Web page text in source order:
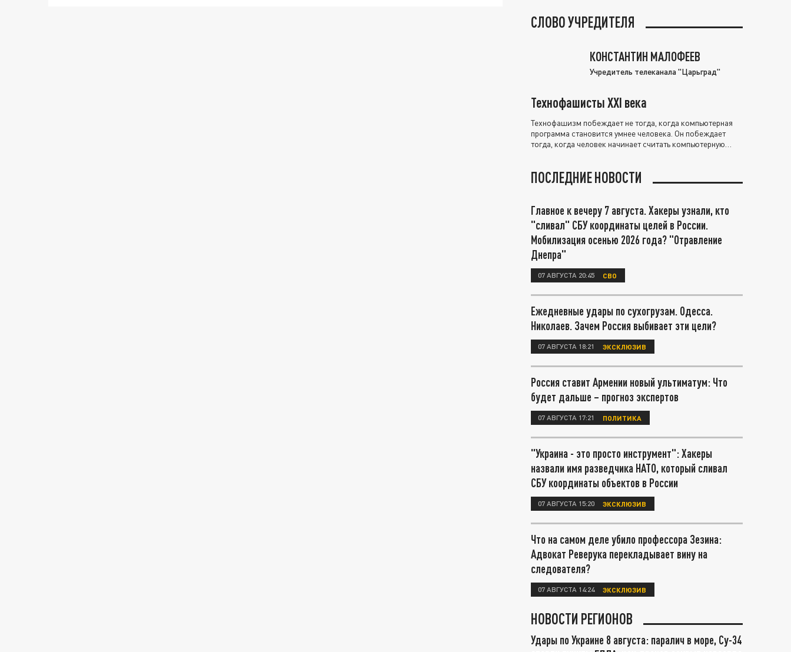
СЛОВО УЧРЕДИТЕЛЯ
КОНСТАНТИН МАЛОФЕЕВ
Учредитель телеканала "Царьград"
Технофашисты XXI века
Технофашизм побеждает не тогда, когда компьютерная
программа становится умнее человека. Он побеждает
тогда, когда человек начинает считать компьютерную
ПОСЛЕДНИЕ НОВОСТИ
Главное к вечеру 7 августа. Хакеры узнали, кто
"сливал" СБУ координаты целей в России.
Мобилизация осенью 2026 года? "Отравление
Днепра"
07 АВГУСТА 20:45 СВО
Ежедневные удары по сухогрузам. Одесса.
Николаев. Зачем Россия выбивает эти цели?
07 АВГУСТА 18:21 ЭКСКЛЮЗИВ
Россия ставит Армении новый ультиматум: Что
будет дальше – прогноз экспертов
07 АВГУСТА 17:21 ПОЛИТИКА
"Украина - это просто инструмент": Хакеры
назвали имя разведчика НАТО, который сливал
СБУ координаты объектов в России
07 АВГУСТА 15:20 ЭКСКЛЮЗИВ
Что на самом деле убило профессора Зезина:
Адвокат Реверука перекладывает вину на
следователя?
07 АВГУСТА 14:24 ЭКСКЛЮЗИВ
НОВОСТИ РЕГИОНОВ
Удары по Украине 8 августа: паралич в море, Су-34